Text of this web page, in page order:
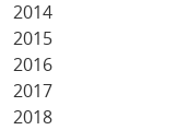
2014
2015
2016
2017
2018